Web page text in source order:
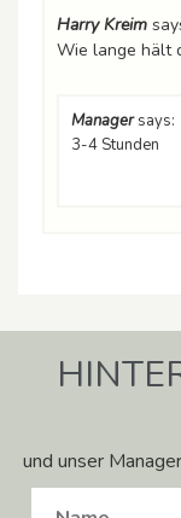
Harry Kreim
Wie lange hält
Manager says:
3-4 Stunden
und unser